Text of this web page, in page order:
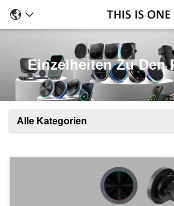
Einzelheiten Zu Den
Alle Kategorien